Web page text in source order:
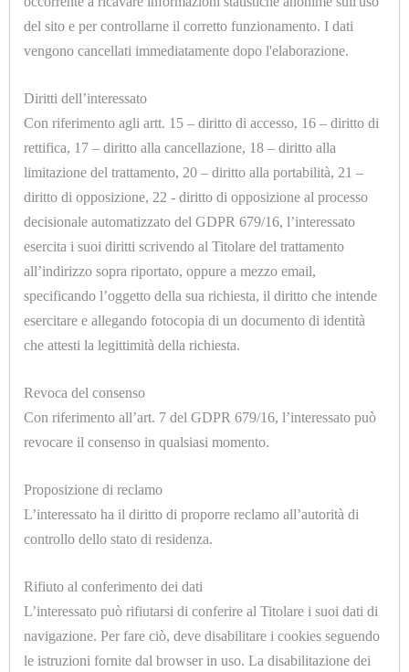
CONTROLLI
VISIVI
AUTOMATICI
CORTECHI
IN
VITON
ELETTROVALVOLE
COMPONENTI
DA
STIRO
CONFEZIONATE
TUTTI
U7017.C
ADATTATORE CILINDRICO 1/8 Ø=8mm.
ADATTATORE CILINDRICO 1/8 Ø=6mm.
del sito e per controllarne il corretto funzionamento. I dati
vengono cancellati immediatamente dopo l'elaborazione.
Diritti dell’interessato
Con riferimento agli artt. 15 – diritto di accesso, 16 – diritto di
rettifica, 17 – diritto alla cancellazione, 18 – diritto alla
limitazione del trattamento, 20 – diritto alla portabilità, 21 –
diritto di opposizione, 22 - diritto di opposizione al processo
decisionale automatizzato del GDPR 679/16, l’interessato
esercita i suoi diritti scrivendo al Titolare del trattamento
all’indirizzo sopra riportato, oppure a mezzo email,
specificando l’oggetto della sua richiesta, il diritto che intende
esercitare e allegando fotocopia di un documento di identità
che attesti la legittimità della richiesta.
Revoca del consenso
Con riferimento all’art. 7 del GDPR 679/16, l’interessato può
revocare il consenso in qualsiasi momento.
Proposizione di reclamo
L’interessato ha il diritto di proporre reclamo all’autorità di
controllo dello stato di residenza.
Rifiuto al conferimento dei dati
L’interessato può rifiutarsi di conferire al Titolare i suoi dati di
navigazione. Per fare ciò, deve disabilitare i cookies seguendo
le istruzioni fornite dal browser in uso. La disabilitazione dei